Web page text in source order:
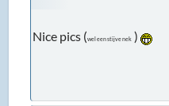
Nice pics (wel een stijve nek )